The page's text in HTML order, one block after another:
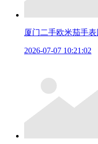
厦门二手欧米茄手
2026-07-07 10:21:02